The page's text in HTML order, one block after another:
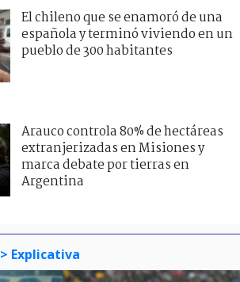
El chileno que se enamoró de una
española y terminó viviendo en un
pueblo de 300 habitantes
Arauco controla 80% de hectáreas
extranjerizadas en Misiones y
marca debate por tierras en
Argentina
> Explicativa